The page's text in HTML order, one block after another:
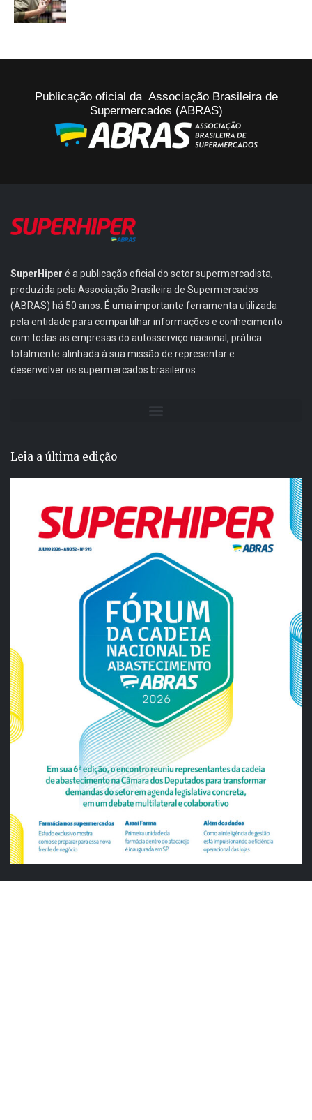
Publicação oficial da Associação Brasileira de
Supermercados (ABRAS)
SuperHiper é a publicação oficial do setor supermercadista,
produzida pela Associação Brasileira de Supermercados
(ABRAS) há 50 anos. É uma importante ferramenta utilizada
pela entidade para compartilhar informações e conhecimento
com todas as empresas do autosserviço nacional, prática
totalmente alinhada à sua missão de representar e
desenvolver os supermercados brasileiros.
Leia a última edição